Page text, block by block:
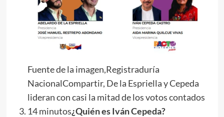
Fuente de la imagen,Registraduría
NacionalCompartir, De la Espriella y Cepeda
lideran con casi la mitad de los votos contados
14 minutos¿Quién es Iván Cepeda?